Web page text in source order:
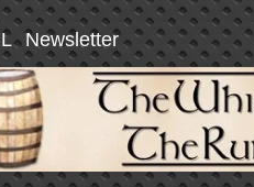
Newsletter